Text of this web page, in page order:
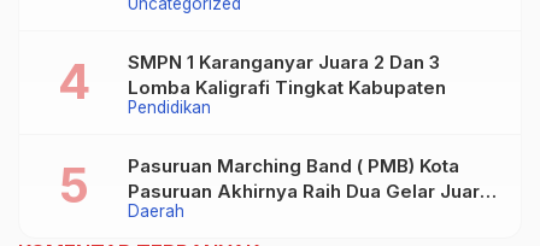
Pendidikan
SMPN 1 Karanganyar Juara 2 Dan 3
Lomba Kaligrafi Tingkat Kabupaten
Daerah
Pasuruan Marching Band ( PMB) Kota
Pasuruan Akhirnya Raih Dua Gelar Juara
Dalam Kejurprov Jatim 2024